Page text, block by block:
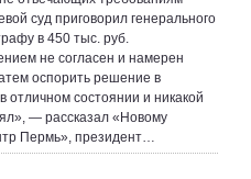
суд приговорил генерального
в 450 тыс. руб.
не согласен и намерен
оспорить решение в
состоянии и никакой
— рассказал «Новому
Пермь», президент…